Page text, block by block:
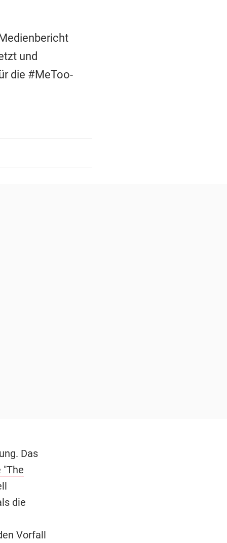
und
die #MeToo-
Das
"The
die
Vorfall